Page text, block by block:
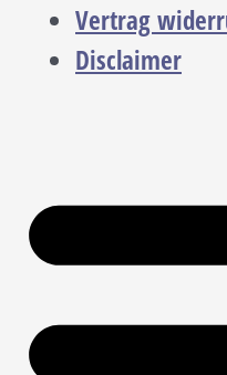
Vertrag
Disclaimer